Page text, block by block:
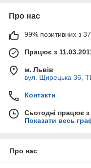
Про нас
99% позитивних з
Працює з
м. Львів
вул. Щирецька 36,
Контакти
Сьогодні працює
Показати весь
Про нас